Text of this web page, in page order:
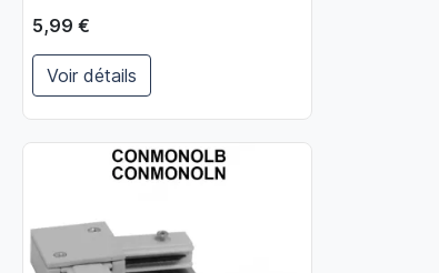
5,99 €
Voir détails